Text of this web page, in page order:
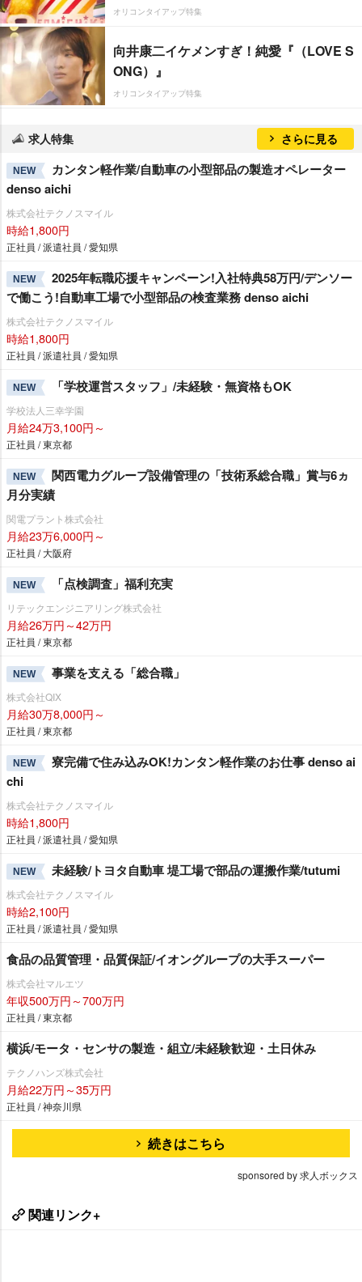
オリコンタイアップ特集
向井康二イケメンすぎ！純愛『（LOVE S
ONG）』
オリコンタイアップ特集
求人特集 さらに見る
NEW
カンタン軽作業/自動車の小型部品の製造オペレーター
denso aichi
株式会社テクノスマイル
時給1,800円
正社員 / 派遣社員 / 愛知県
NEW
2025年転職応援キャンペーン!入社特典58万円/デンソー
で働こう!自動車工場で小型部品の検査業務 denso aichi
株式会社テクノスマイル
時給1,800円
正社員 / 派遣社員 / 愛知県
NEW 「学校運営スタッフ」/未経験・無資格もOK
学校法人三幸学園
月給24万3,100円～
正社員 / 東京都
NEW
関西電力グループ設備管理の「技術系総合職」賞与6ヵ
月分実績
関電プラント株式会社
月給23万6,000円～
正社員 / 大阪府
NEW 「点検調査」福利充実
リテックエンジニアリング株式会社
月給26万円～42万円
正社員 / 東京都
NEW 事業を支える「総合職」
株式会社QIX
月給30万8,000円～
正社員 / 東京都
NEW
寮完備で住み込みOK!カンタン軽作業のお仕事 denso ai
chi
株式会社テクノスマイル
時給1,800円
正社員 / 派遣社員 / 愛知県
NEW 未経験/トヨタ自動車 堤工場で部品の運搬作業/tutumi
株式会社テクノスマイル
時給2,100円
正社員 / 派遣社員 / 愛知県
食品の品質管理・品質保証/イオングループの大手スーパー
株式会社マルエツ
年収500万円～700万円
正社員 / 東京都
横浜/モータ・センサの製造・組立/未経験歓迎・土日休み
テクノハンズ株式会社
月給22万円～35万円
正社員 / 神奈川県
続きはこちら
sponsored by 求人ボックス
関連リンク+